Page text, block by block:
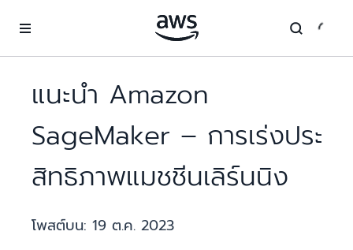
แนะนำ Amazon
SageMaker – การเร่งประ
สิทธิภาพแมชชีนเลิร์นนิง
โพสต์บน: 19 ต.ค. 2023